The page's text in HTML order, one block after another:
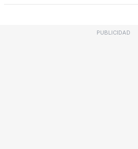
PUBLICIDAD